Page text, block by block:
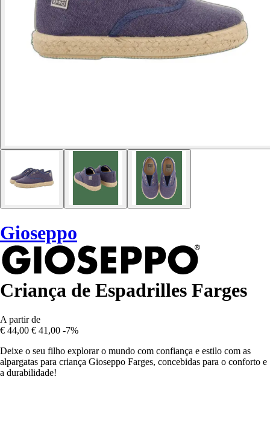
Gioseppo
Criança de Espadrilles Farges
A partir de
€ 44,00 € 41,00 -7%
Deixe o seu filho explorar o mundo com confiança e estilo com as
alpargatas para criança Gioseppo Farges, concebidas para o conforto e
a durabilidade!